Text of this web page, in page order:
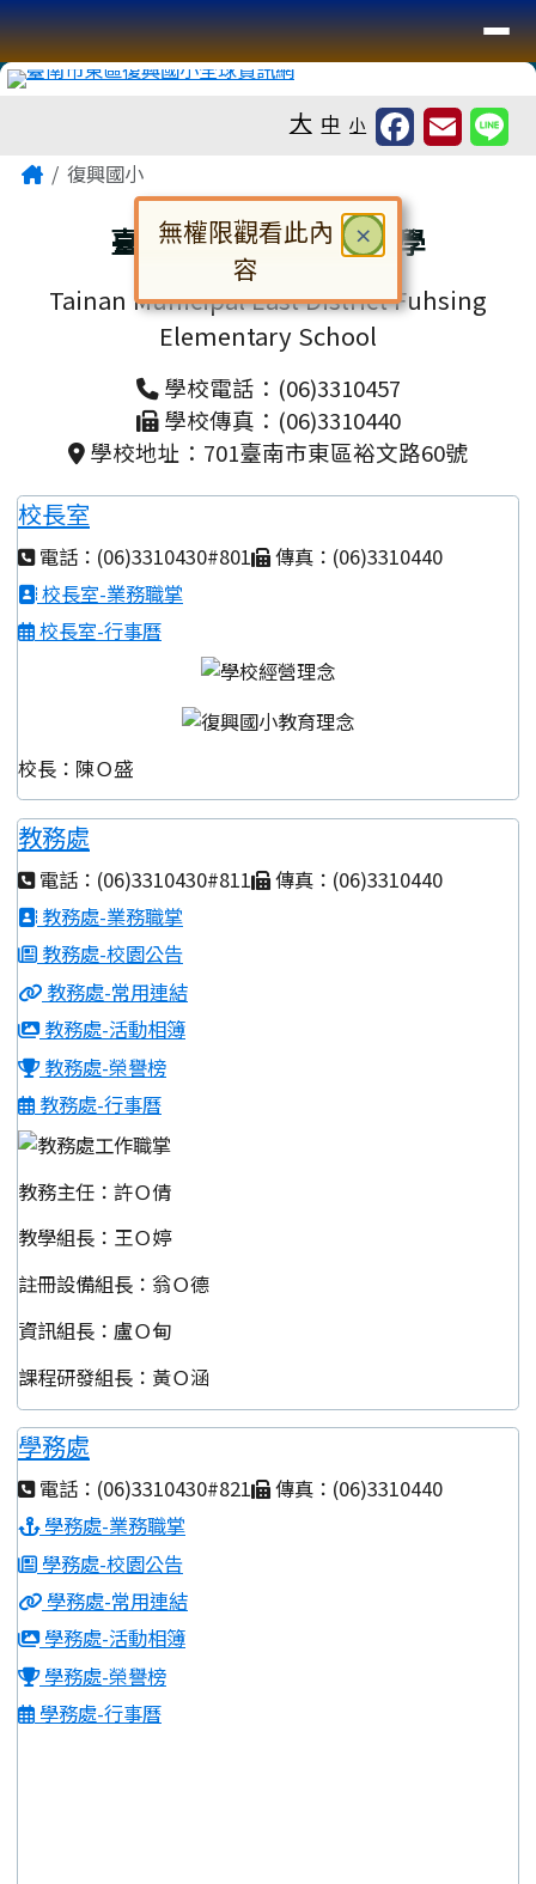
跳至主內容區
臺南市復興國小全球資訊網
導覽列
大 中 小
主內容區域
Home復興國小
臺南市東區復興國民小學
Tainan Municipal East District Fuhsing
Elementary School
學校電話：(06)3310457
學校傳真：(06)3310440
學校地址：701臺南市東區裕文路60號
校長室
電話：(06)3310430#801
傳真：(06)3310440
校長室-業務職掌
校長室-行事曆
校長：陳Ｏ盛
教務處
電話：(06)3310430#811
傳真：(06)3310440
教務處-業務職掌
教務處-校園公告
教務處-常用連結
教務處-活動相簿
教務處-榮譽榜
教務處-行事曆
教務主任：許Ｏ倩
教學組長：王Ｏ婷
註冊設備組長：翁Ｏ德
資訊組長：盧Ｏ甸
課程研發組長：黃Ｏ涵
學務處
電話：(06)3310430#821
傳真：(06)3310440
學務處-業務職掌
學務處-校園公告
學務處-常用連結
學務處-活動相簿
學務處-榮譽榜
學務處-行事曆
頁尾區域
× 關閉
無權限觀看此內
容
對話框已開啟。請使用 Tab 鍵在